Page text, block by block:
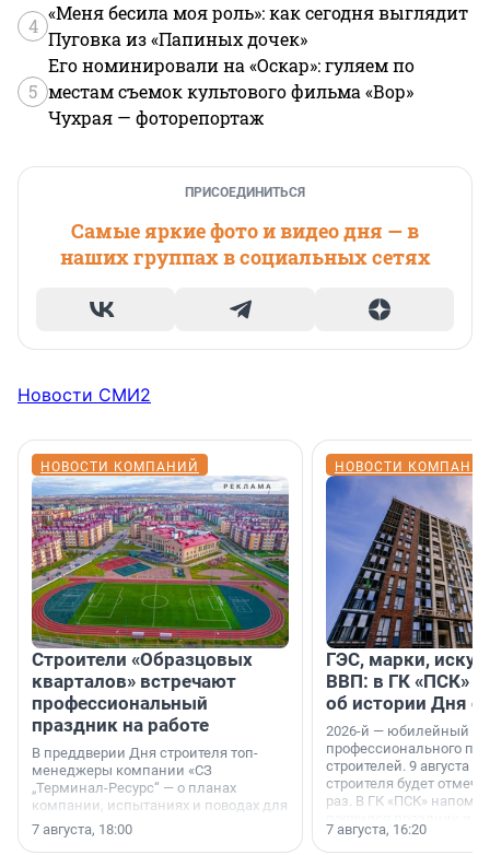
4
«Меня бесила моя роль»: как сегодня выглядит
Пуговка из «Папиных дочек»
5
Его номинировали на «Оскар»: гуляем по
местам съемок культового фильма «Вор»
Чухрая — фоторепортаж
ПРИСОЕДИНИТЬСЯ
Самые яркие фото и видео дня — в
наших группах в социальных сетях
Новости СМИ2
НОВОСТИ КОМПАНИЙ
Строители «Образцовых
кварталов» встречают
профессиональный
праздник на работе
В преддверии Дня строителя топ-
менеджеры компании «СЗ
„Терминал-Ресурс“ — о планах
компании, испытаниях и поводах для
осторожного оптимизма.
7 августа, 18:00
НОВОСТИ
ГЭС, марки,
ВВП: в ГК «ПСК»
об истории Дня
2026-й — юбилейный
профессионального
строителей. 9 августа
строителя будет
раз. В ГК «ПСК»
поменялась роль
7 августа, 16:20